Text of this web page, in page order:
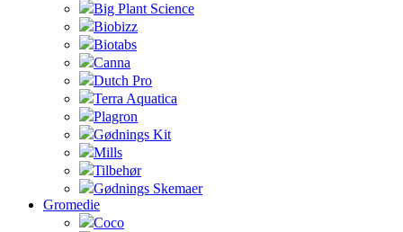
Big Plant Science
Biobizz
Biotabs
Canna
Dutch Pro
Terra Aquatica
Plagron
Gødnings Kit
Mills
Tilbehør
Gødnings Skemaer
Gromedie
Coco